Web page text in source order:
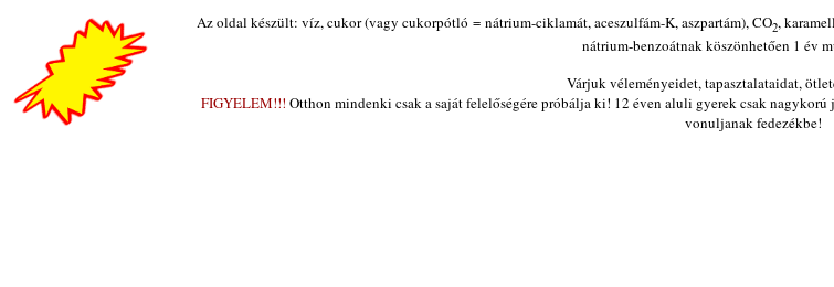
Az oldal készült: víz, cukor (vagy cukorpótló = nátrium-ciklamát, aceszulfám-K, aszpartám), CO2,
nátrium-benzoátnak köszönhetően 1 év
Várjuk véleményeidet, tapasztalataidat,
FIGYELEM!!! Otthon mindenki csak a saját felelőségére próbálja ki! 12 éven aluli gyerek csak
vonuljanak fedezékbe!